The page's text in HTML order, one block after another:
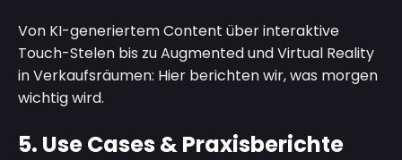
Von KI-generiertem Content über interaktive
Touch-Stelen bis zu Augmented und Virtual Reality
in Verkaufsräumen: Hier berichten wir, was morgen
wichtig wird.
5. Use Cases & Praxisberichte